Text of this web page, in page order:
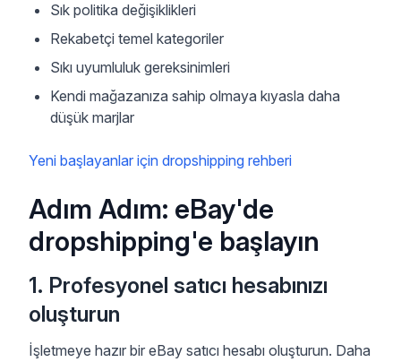
Sık politika değişiklikleri
Rekabetçi temel kategoriler
Sıkı uyumluluk gereksinimleri
Kendi mağazanıza sahip olmaya kıyasla daha
düşük marjlar
Yeni başlayanlar için dropshipping rehberi
Adım Adım: eBay'de
dropshipping'e başlayın
1. Profesyonel satıcı hesabınızı
oluşturun
İşletmeye hazır bir eBay satıcı hesabı oluşturun. Daha